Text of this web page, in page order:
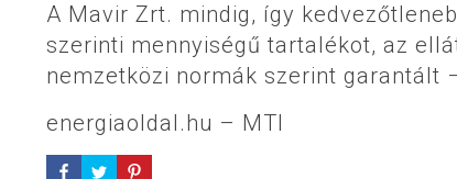
A Mavir Zrt. mindig, így
szerinti mennyiségű tartalékot, az
nemzetközi normák szerint garantált
energiaoldal.hu – MTI